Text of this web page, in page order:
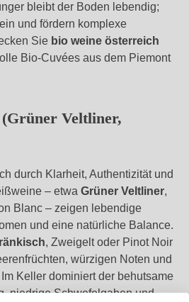
bleibt der Boden lebendig;
und fördern komplexe
Sie bio weine österreich
Bio‑Cuvées aus dem Piemont
Veltliner,
durch Klarheit, Authentizität und
– etwa Grüner Veltliner,
Blanc – zeigen lebendige
und eine natürliche Balance.
, Zweigelt oder Pinot Noir
würzigen Noten und
Keller dominiert der behutsame
niedrige Schwefelgaben und